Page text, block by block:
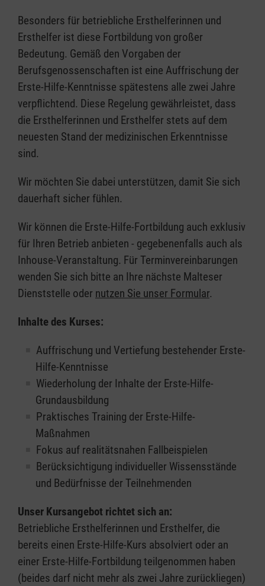
Besonders für betriebliche Ersthelferinnen und
Ersthelfer ist diese Fortbildung von großer
Bedeutung. Gemäß den Vorgaben der
Berufsgenossenschaften ist eine Auffrischung der
Erste-Hilfe-Kenntnisse spätestens alle zwei Jahre
verpflichtend. Diese Regelung gewährleistet, dass
die Ersthelferinnen und Ersthelfer stets auf dem
neuesten Stand der medizinischen Erkenntnisse
sind.
Wir möchten Sie dabei unterstützen, damit Sie sich
dauerhaft sicher fühlen.
Wir können die Erste-Hilfe-Fortbildung auch exklusiv
für Ihren Betrieb anbieten - gegebenenfalls auch als
Inhouse-Veranstaltung. Für Terminvereinbarungen
wenden Sie sich bitte an Ihre nächste Malteser
Dienststelle oder nutzen Sie unser Formular.
Inhalte des Kurses:
Auffrischung und Vertiefung bestehender Erste-
Hilfe-Kenntnisse
Wiederholung der Inhalte der Erste-Hilfe-
Grundausbildung
Praktisches Training der Erste-Hilfe-
Maßnahmen
Fokus auf realitätsnahen Fallbeispielen
Berücksichtigung individueller Wissensstände
und Bedürfnisse der Teilnehmenden
Unser Kursangebot richtet sich an:
Betriebliche Ersthelferinnen und Ersthelfer, die
bereits einen Erste-Hilfe-Kurs absolviert oder an
einer Erste-Hilfe-Fortbildung teilgenommen haben
(beides darf nicht mehr als zwei Jahre zurückliegen)